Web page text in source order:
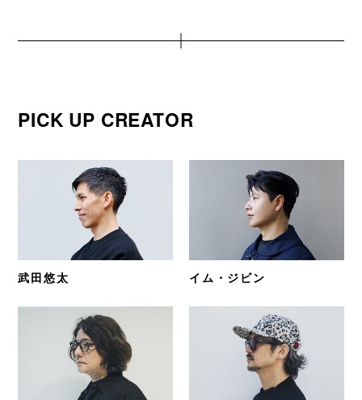
PICK UP CREATOR
武田悠太 イム・ジビン